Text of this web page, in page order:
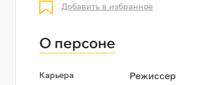
Добавить в избранное
О персоне
Карьера Режиссер